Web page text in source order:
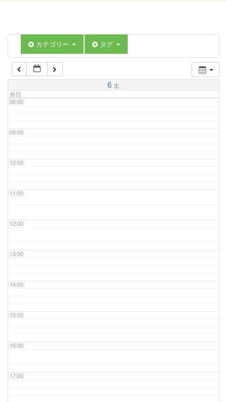
カテゴリー タグ
6 土
終日
07:00
08:00
09:00
10:00
11:00
12:00
13:00
14:00
15:00
16:00
17:00